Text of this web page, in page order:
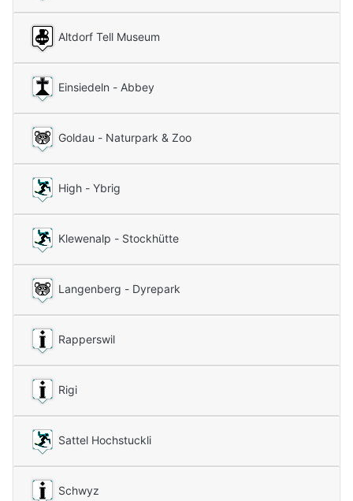
Altdorf Tell Museum
Einsiedeln - Abbey
Goldau - Naturpark & ​​Zoo
High - Ybrig
Klewenalp - Stockhütte
Langenberg - Dyrepark
Rapperswil
Rigi
Sattel Hochstuckli
Schwyz